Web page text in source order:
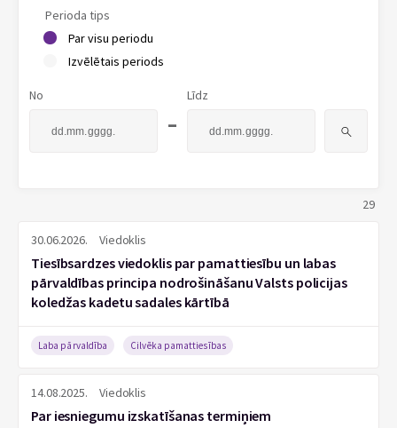
Perioda tips
Par visu periodu
Izvēlētais periods
No
-
Līdz
29
30.06.2026. Viedoklis
Tiesībsardzes viedoklis par pamattiesību un labas
pārvaldības principa nodrošināšanu Valsts policijas
koledžas kadetu sadales kārtībā
Laba pārvaldība Cilvēka pamattiesības
14.08.2025. Viedoklis
Par iesniegumu izskatīšanas termiņiem